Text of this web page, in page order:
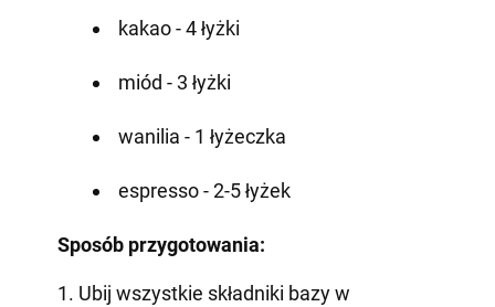
kakao - 4 łyżki
miód - 3 łyżki
wanilia - 1 łyżeczka
espresso - 2-5 łyżek
Sposób przygotowania:
1. Ubij wszystkie składniki bazy w